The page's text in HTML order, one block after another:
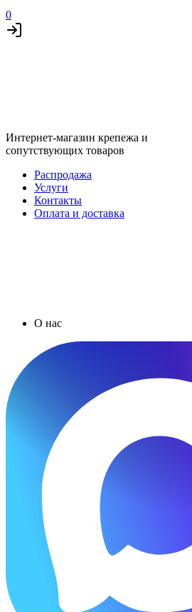
0
Интернет-магазин крепежа и
сопутствующих товаров
Распродажа
Услуги
Контакты
Оплата и доставка
О нас